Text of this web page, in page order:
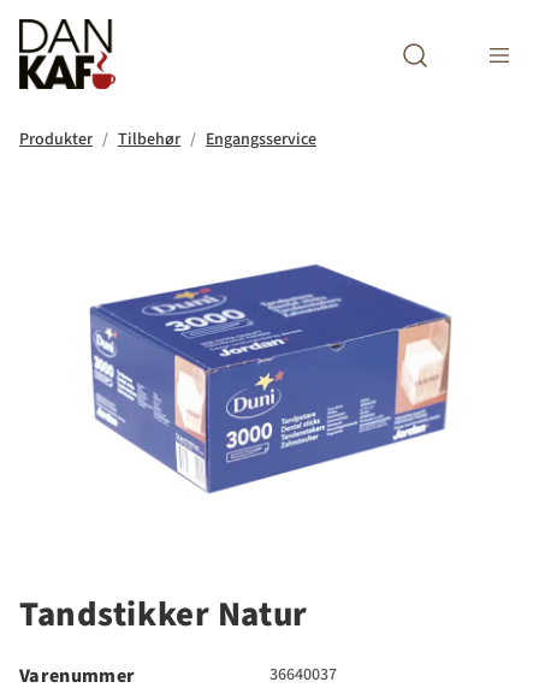
Produkter Tilbehør Engangsservice
Tandstikker Natur
Varenummer 36640037